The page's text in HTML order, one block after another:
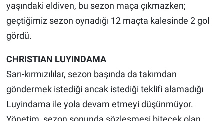
yaşındaki eldiven, bu sezon maça çıkmazken;
geçtiğimiz sezon oynadığı 12 maçta kalesinde 2 gol
gördü.
CHRISTIAN LUYINDAMA
Sarı-kırmızılılar, sezon başında da takımdan
göndermek istediği ancak istediği teklifi alamadığı
Luyindama ile yola devam etmeyi düşünmüyor.
Yönetim, sezon sonunda sözleşmesi bitecek olan